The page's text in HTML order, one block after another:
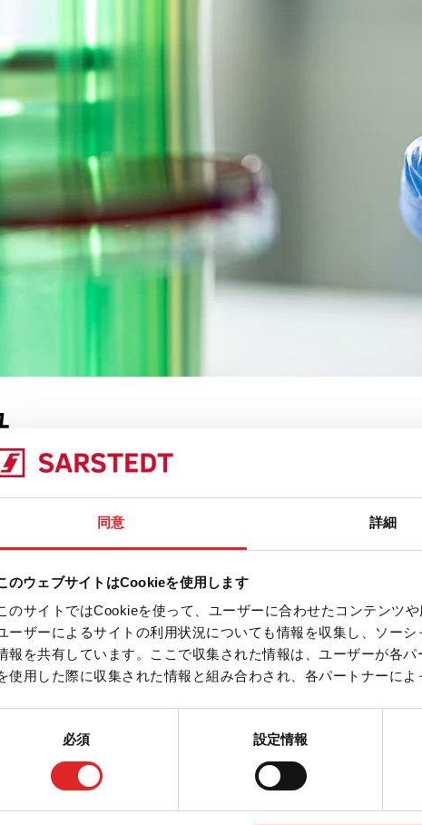
同意 詳細
のウェブサイトはCookieを使用します
のサイトではCookieを使って、ユーザーに合わせたコンテンツ
ーザーによるサイトの利用状況についても情報を収集し、ソー
報を共有しています。ここで収集された情報は、ユーザーが各
使用した際に収集された情報と組み合わされ、各パートナーによ
必須 設定情報
製品
ペトリディッシュ、正方形